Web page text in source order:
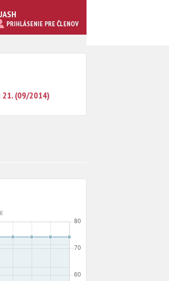
PRIHLÁSENIE PRE ČLENOV
21. (09/2014)